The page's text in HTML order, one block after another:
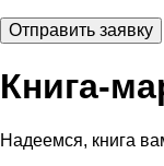
Книга-
Надеемся, книга